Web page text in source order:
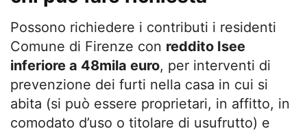
Possono richiedere i contributi i residenti
Comune di Firenze con reddito Isee
inferiore a 48mila euro, per interventi di
prevenzione dei furti nella casa in cui si
abita (si può essere proprietari, in affitto, in
comodato d’uso o titolare di usufrutto) e